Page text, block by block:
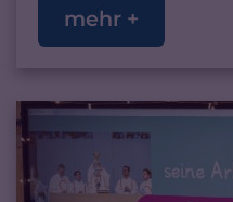
mehr +